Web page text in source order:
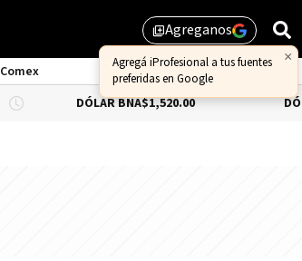
library_addAgreganos
Comex
DÓLAR BNA $1,520.00 DÓLAR BLUE-